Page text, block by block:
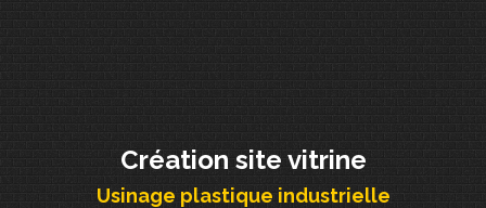
Création site vitrine
Usinage plastique industrielle